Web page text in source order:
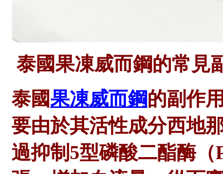
泰國果凍威而鋼的常見
泰國果凍威而鋼的副作
要由於其活性成分西地
過抑制 5型磷酸二酯酶